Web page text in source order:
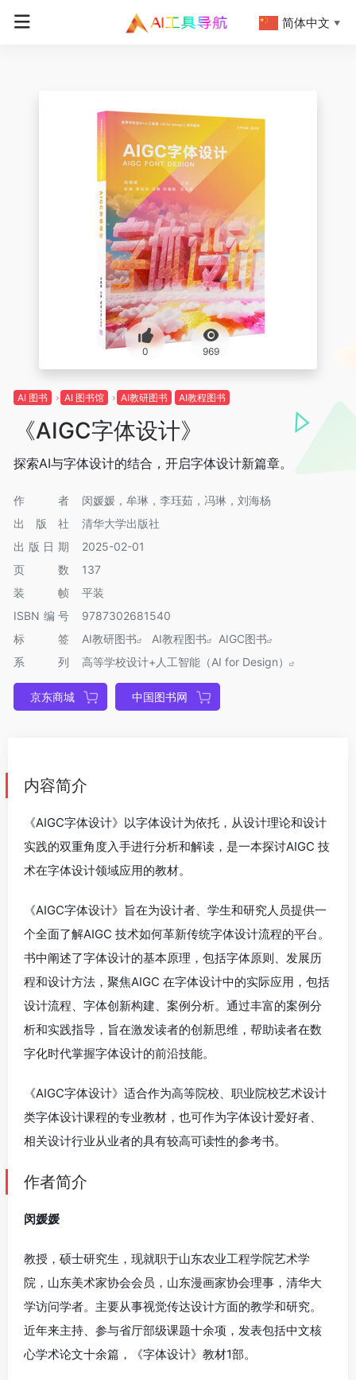
0 969
AI 图书 AI 图书馆 AI教研图书 AI教程图书
《AIGC字体设计》
探索AI与字体设计的结合，开启字体设计新篇章。
作者
闵媛媛，牟琳，李珏茹，冯琳，刘海杨
出版社
清华大学出版社
出版日期
2025-02-01
页数
137
装帧
平装
ISBN编号
9787302681540
标签
AI教研图书 AI教程图书
AIGC图书
系列
高等学校设计+人工智能（AI for Design）
京东商城 中国图书网
内容简介
《AIGC字体设计》以字体设计为依托，从设计理论和设计
实践的双重角度入手进行分析和解读，是一本探讨AIGC 技
术在字体设计领域应用的教材。
《AIGC字体设计》旨在为设计者、学生和研究人员提供一
个全面了解AIGC 技术如何革新传统字体设计流程的平台。
书中阐述了字体设计的基本原理，包括字体原则、发展历
程和设计方法，聚焦AIGC 在字体设计中的实际应用，包括
设计流程、字体创新构建、案例分析。通过丰富的案例分
析和实践指导，旨在激发读者的创新思维，帮助读者在数
字化时代掌握字体设计的前沿技能。
《AIGC字体设计》适合作为高等院校、职业院校艺术设计
类字体设计课程的专业教材，也可作为字体设计爱好者、
相关设计行业从业者的具有较高可读性的参考书。
作者简介
闵媛媛
教授，硕士研究生，现就职于山东农业工程学院艺术学
院，山东美术家协会会员，山东漫画家协会理事，清华大
学访问学者。主要从事视觉传达设计方面的教学和研究。
近年来主持、参与省厅部级课题十余项，发表包括中文核
心学术论文十余篇，《字体设计》教材1部。
简体中文 ▼